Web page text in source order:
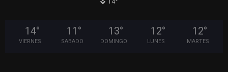
14
14°
VIERNES
11 °
SABADO
13°
DOMINGO
12°
LUNES
12°
MARTES